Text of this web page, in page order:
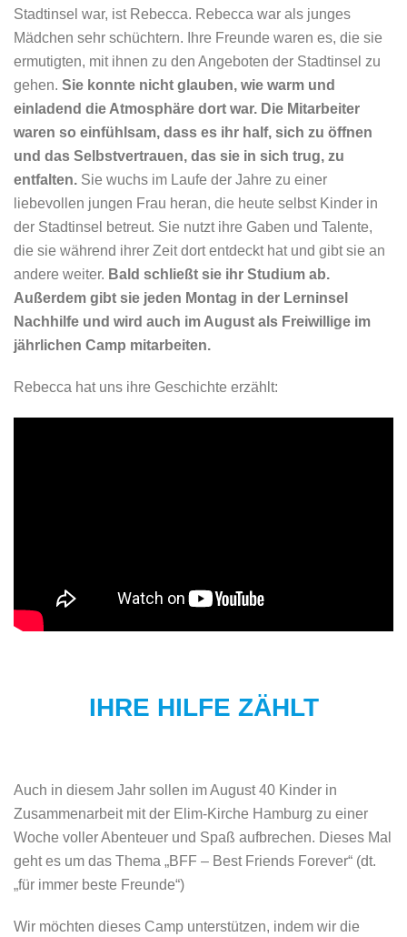
Stadtinsel war, ist Rebecca. Rebecca war als junges
Mädchen sehr schüchtern. Ihre Freunde waren es, die sie
ermutigten, mit ihnen zu den Angeboten der Stadtinsel zu
gehen. Sie konnte nicht glauben, wie warm und
einladend die Atmosphäre dort war. Die Mitarbeiter
waren so einfühlsam, dass es ihr half, sich zu öffnen
und das Selbstvertrauen, das sie in sich trug, zu
entfalten. Sie wuchs im Laufe der Jahre zu einer
liebevollen jungen Frau heran, die heute selbst Kinder in
der Stadtinsel betreut. Sie nutzt ihre Gaben und Talente,
die sie während ihrer Zeit dort entdeckt hat und gibt sie an
andere weiter. Bald schließt sie ihr Studium ab.
Außerdem gibt sie jeden Montag in der Lerninsel
Nachhilfe und wird auch im August als Freiwillige im
jährlichen Camp mitarbeiten.
Rebecca hat uns ihre Geschichte erzählt:
IHRE HILFE ZÄHLT
Auch in diesem Jahr sollen im August 40 Kinder in
Zusammenarbeit mit der Elim-Kirche Hamburg zu einer
Woche voller Abenteuer und Spaß aufbrechen. Dieses Mal
geht es um das Thema „BFF – Best Friends Forever“ (dt.
„für immer beste Freunde“)
Wir möchten dieses Camp unterstützen, indem wir die